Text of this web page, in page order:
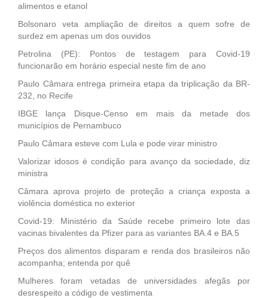
alimentos e etanol
Bolsonaro veta ampliação de direitos a quem sofre de
surdez em apenas um dos ouvidos
Petrolina (PE): Pontos de testagem para Covid-19
funcionarão em horário especial neste fim de ano
Paulo Câmara entrega primeira etapa da triplicação da BR-
232, no Recife
IBGE lança Disque-Censo em mais da metade dos
municípios de Pernambuco
Paulo Câmara esteve com Lula e pode virar ministro
Valorizar idosos é condição para avanço da sociedade, diz
ministra
Câmara aprova projeto de proteção a criança exposta a
violência doméstica no exterior
Covid-19: Ministério da Saúde recebe primeiro lote das
vacinas bivalentes da Pfizer para as variantes BA.4 e BA.5
Preços dos alimentos disparam e renda dos brasileiros não
acompanha; entenda por quê
Mulheres foram vetadas de universidades afegãs por
desrespeito a código de vestimenta